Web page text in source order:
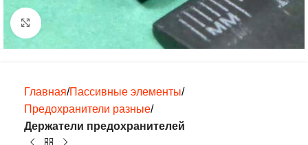
Нажмите, чтобы увеличить
Главная Пассивные элементы
Предохранители разные
Держатели предохранителей